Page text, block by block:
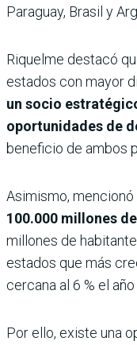
Paraguay, Brasil y
Riquelme destacó
estados con mayor
un socio
oportunidades de
beneficio de ambos
Asimismo, mencionó
100.000 millones
millones de
estados que más
cercana al 6 % el año
Por ello, existe una